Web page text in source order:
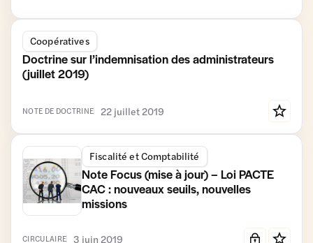
Coopératives
Doctrine sur l’indemnisation des administrateurs
(juillet 2019)
NOTE DE DOCTRINE 22 juillet 2019
Fiscalité et Comptabilité
Note Focus (mise à jour) – Loi PACTE
CAC : nouveaux seuils, nouvelles
missions
CIRCULAIRE 3 juin 2019